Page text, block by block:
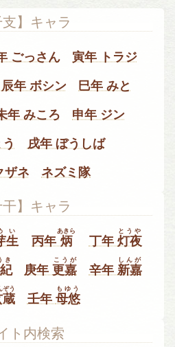
支】キャラ
ごっさん 寅年 トラジ
辰年 ボシン 巳年 みと
年 みころ 申年 ジン
戌年 ぼうしば
ザネ ネズミ隊
干】キャラ
生
い
丙年 炳
あきら
丁年 灯夜
とうや
き
庚年 更嘉
こうが
辛年 新嘉
しんが
蔵
ぞう
壬年 母悠
もゆう
ト内検索